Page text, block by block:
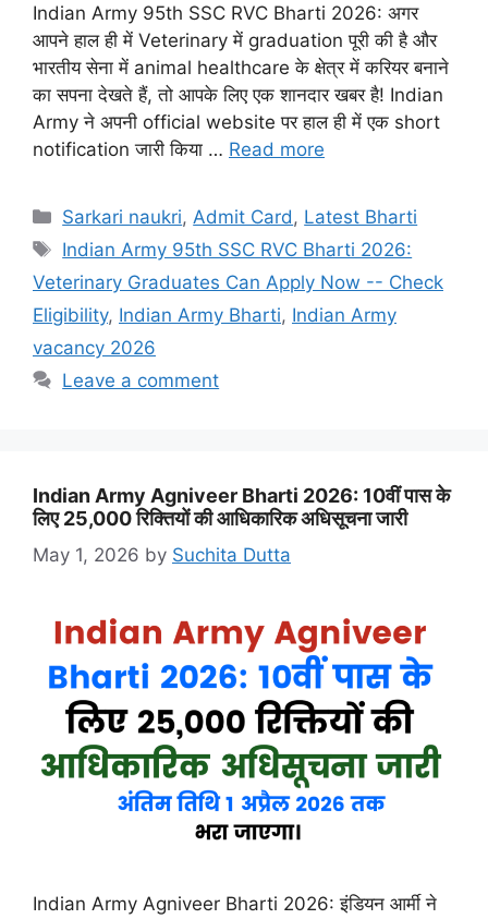
Indian Army 95th SSC RVC Bharti 2026: अगर
आपने हाल ही में Veterinary में graduation पूरी की है और
भारतीय सेना में animal healthcare के क्षेत्र में करियर बनाने
का सपना देखते हैं, तो आपके लिए एक शानदार खबर है! Indian
Army ने अपनी official website पर हाल ही में एक short
notification जारी किया … Read more
Categories
Sarkari naukri, Admit Card , Latest Bharti
Tags
Indian Army 95th SSC RVC Bharti 2026:
Veterinary Graduates Can Apply Now -- Check
Eligibility, Indian Army Bharti, Indian Army
vacancy 2026
Leave a comment
Indian Army Agniveer Bharti 2026: 10वीं पास के
लिए 25,000 रिक्तियों की आधिकारिक अधिसूचना जारी
May 1, 2026 by Suchita Dutta
Indian Army Agniveer Bharti 2026: इंडियन आर्मी ने